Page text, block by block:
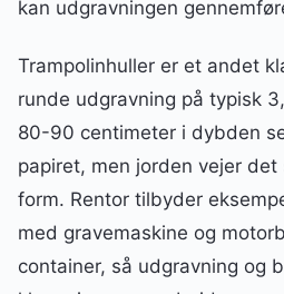
kan udgravningen
Trampolinhuller er et andet
runde udgravning på typisk
80-90 centimeter i dybden
papiret, men jorden vejer
form. Rentor tilbyder
med gravemaskine og
container, så udgravning og